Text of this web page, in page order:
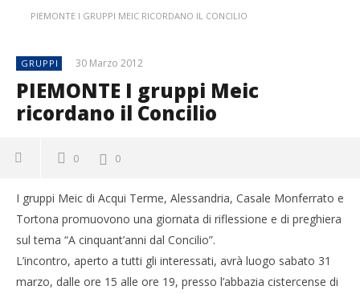
PIEMONTE I GRUPPI MEIC RICORDANO IL CONCILIO
GRUPPI 30 Marzo 2012
PIEMONTE I gruppi Meic
ricordano il Concilio
0 0
I gruppi Meic di Acqui Terme, Alessandria, Casale Monferrato e
Tortona promuovono una giornata di riflessione e di preghiera
sul tema “A cinquant’anni dal Concilio”.
L’incontro, aperto a tutti gli interessati, avrà luogo sabato 31
marzo, dalle ore 15 alle ore 19, presso l’abbazia cistercense di